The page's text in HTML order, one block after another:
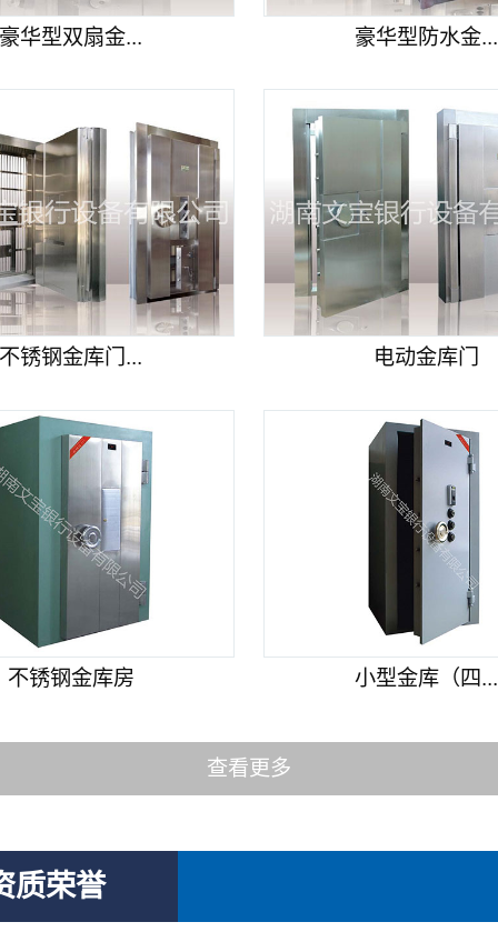
豪华型双扇金... 豪华型防水金...
不锈钢金库门... 电动金库门
不锈钢金库房 小型金库（四...
查看更多
质荣誉